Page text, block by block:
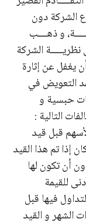
الشركة دون
العــــام (15) سنـــــــة، و ذهــــب
نظريـــــة الشركة
أن يغفل عن إثارة
التعويض في
حبسية و
التالية :
قبل قيد
إذا تم هذا القيد
أن تكون لها
للقيمة
فيها قبل
الشهر و القيد